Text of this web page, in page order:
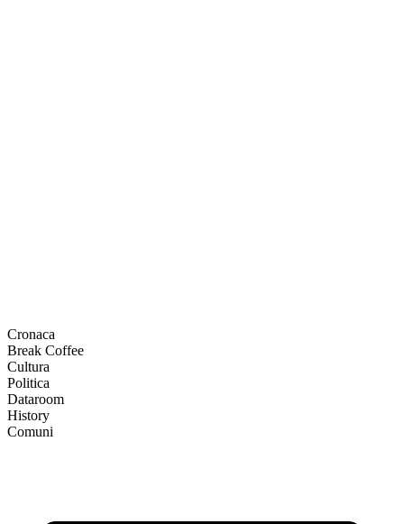
Cronaca
Break Coffee
Cultura
Politica
Dataroom
History
Comuni